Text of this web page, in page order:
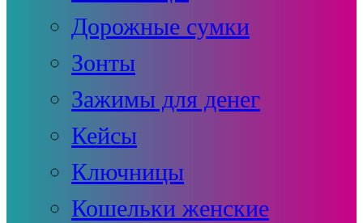
Дорожные сумки
Зонты
Зажимы для денег
Кейсы
Ключницы
Кошельки женские